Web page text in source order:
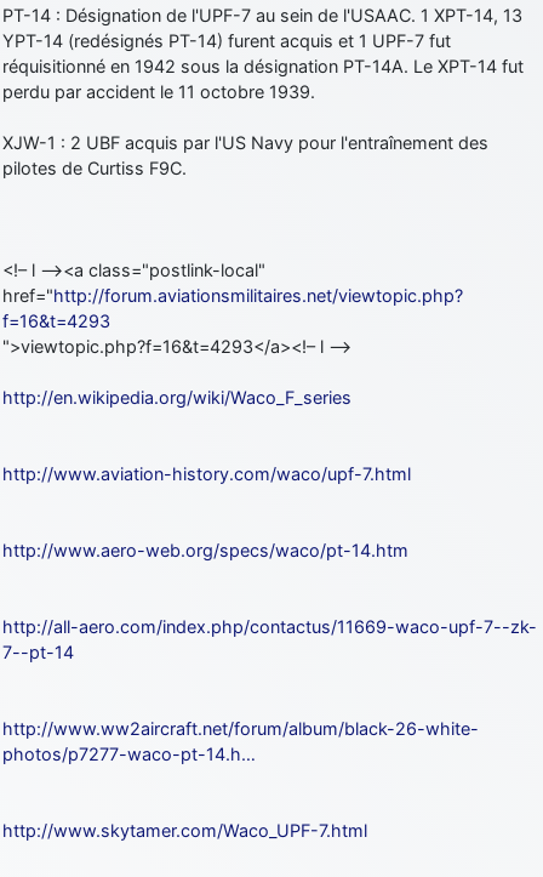
PT-14 : Désignation de l'UPF-7 au sein de l'USAAC. 1 XPT-14, 13
YPT-14 (redésignés PT-14) furent acquis et 1 UPF-7 fut
réquisitionné en 1942 sous la désignation PT-14A. Le XPT-14 fut
perdu par accident le 11 octobre 1939.
XJW-1 : 2 UBF acquis par l'US Navy pour l'entraînement des
pilotes de Curtiss F9C.
<!– l –><a class="postlink-local"
href="http://forum.aviationsmilitaires.net/viewtopic.php?
f=16&t=4293
">viewtopic.php?f=16&t=4293</a><!– l –>
http://en.wikipedia.org/wiki/Waco_F_series
http://www.aviation-history.com/waco/upf-7.html
http://www.aero-web.org/specs/waco/pt-14.htm
http://all-aero.com/index.php/contactus/11669-waco-upf-7--zk-
7--pt-14
http://www.ww2aircraft.net/forum/album/black-26-white-
photos/p7277-waco-pt-14.h…
http://www.skytamer.com/Waco_UPF-7.html